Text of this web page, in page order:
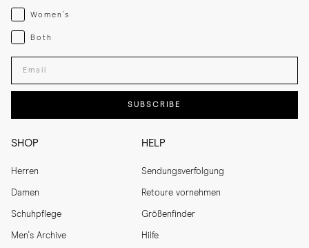
SHOP
Herren
Damen
Schuhpflege
Men's Archive
HELP
Sendungsverfolgung
Retoure vornehmen
Größenfinder
Hilfe
Womenswear
Women's
Both
Both
Enter your email adress
SUBSCRIBE